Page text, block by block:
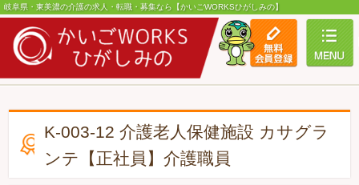
岐阜県・東美濃の介護の求人・転職・募集なら【かいごWORKSひがしみの】
K-003-12 介護老人保健施設 カサグラ
ンテ【正社員】介護職員